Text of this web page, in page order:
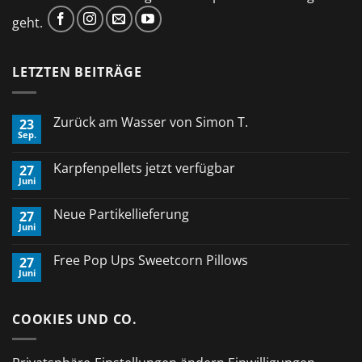
geht.
LETZTEN BEITRÄGE
23
Sep.
Zurück am Wasser von Simon T.
Zurück
Simon
T.
27
Juni
Karpfenpellets jetzt verfügbar
Karpfenpellets
27
Juni
Neue Partikellieferung
Neue
27
Juni
Free Pop Ups Sweetcorn Pillows
Pop
COOKIES UND CO.